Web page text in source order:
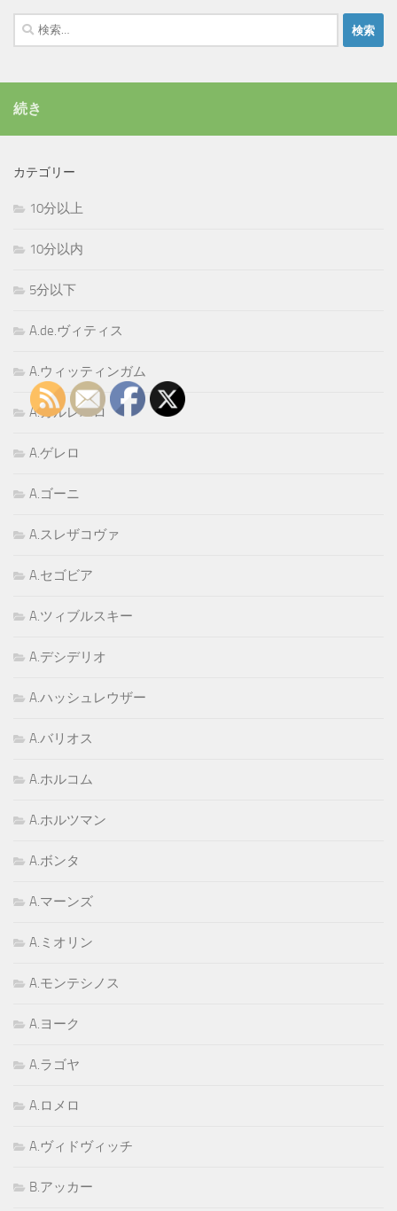
検
索:
続き
カテゴリー
10分以上
10分以内
5分以下
A.de.ヴィティス
A.ウィッティンガム
A.カルレバロ
A.ゲレロ
A.ゴーニ
A.スレザコヴァ
A.セゴビア
A.ツィブルスキー
A.デシデリオ
A.ハッシュレウザー
A.バリオス
A.ホルコム
A.ホルツマン
A.ボンタ
A.マーンズ
A.ミオリン
A.モンテシノス
A.ヨーク
A.ラゴヤ
A.ロメロ
A.ヴィドヴィッチ
B.アッカー